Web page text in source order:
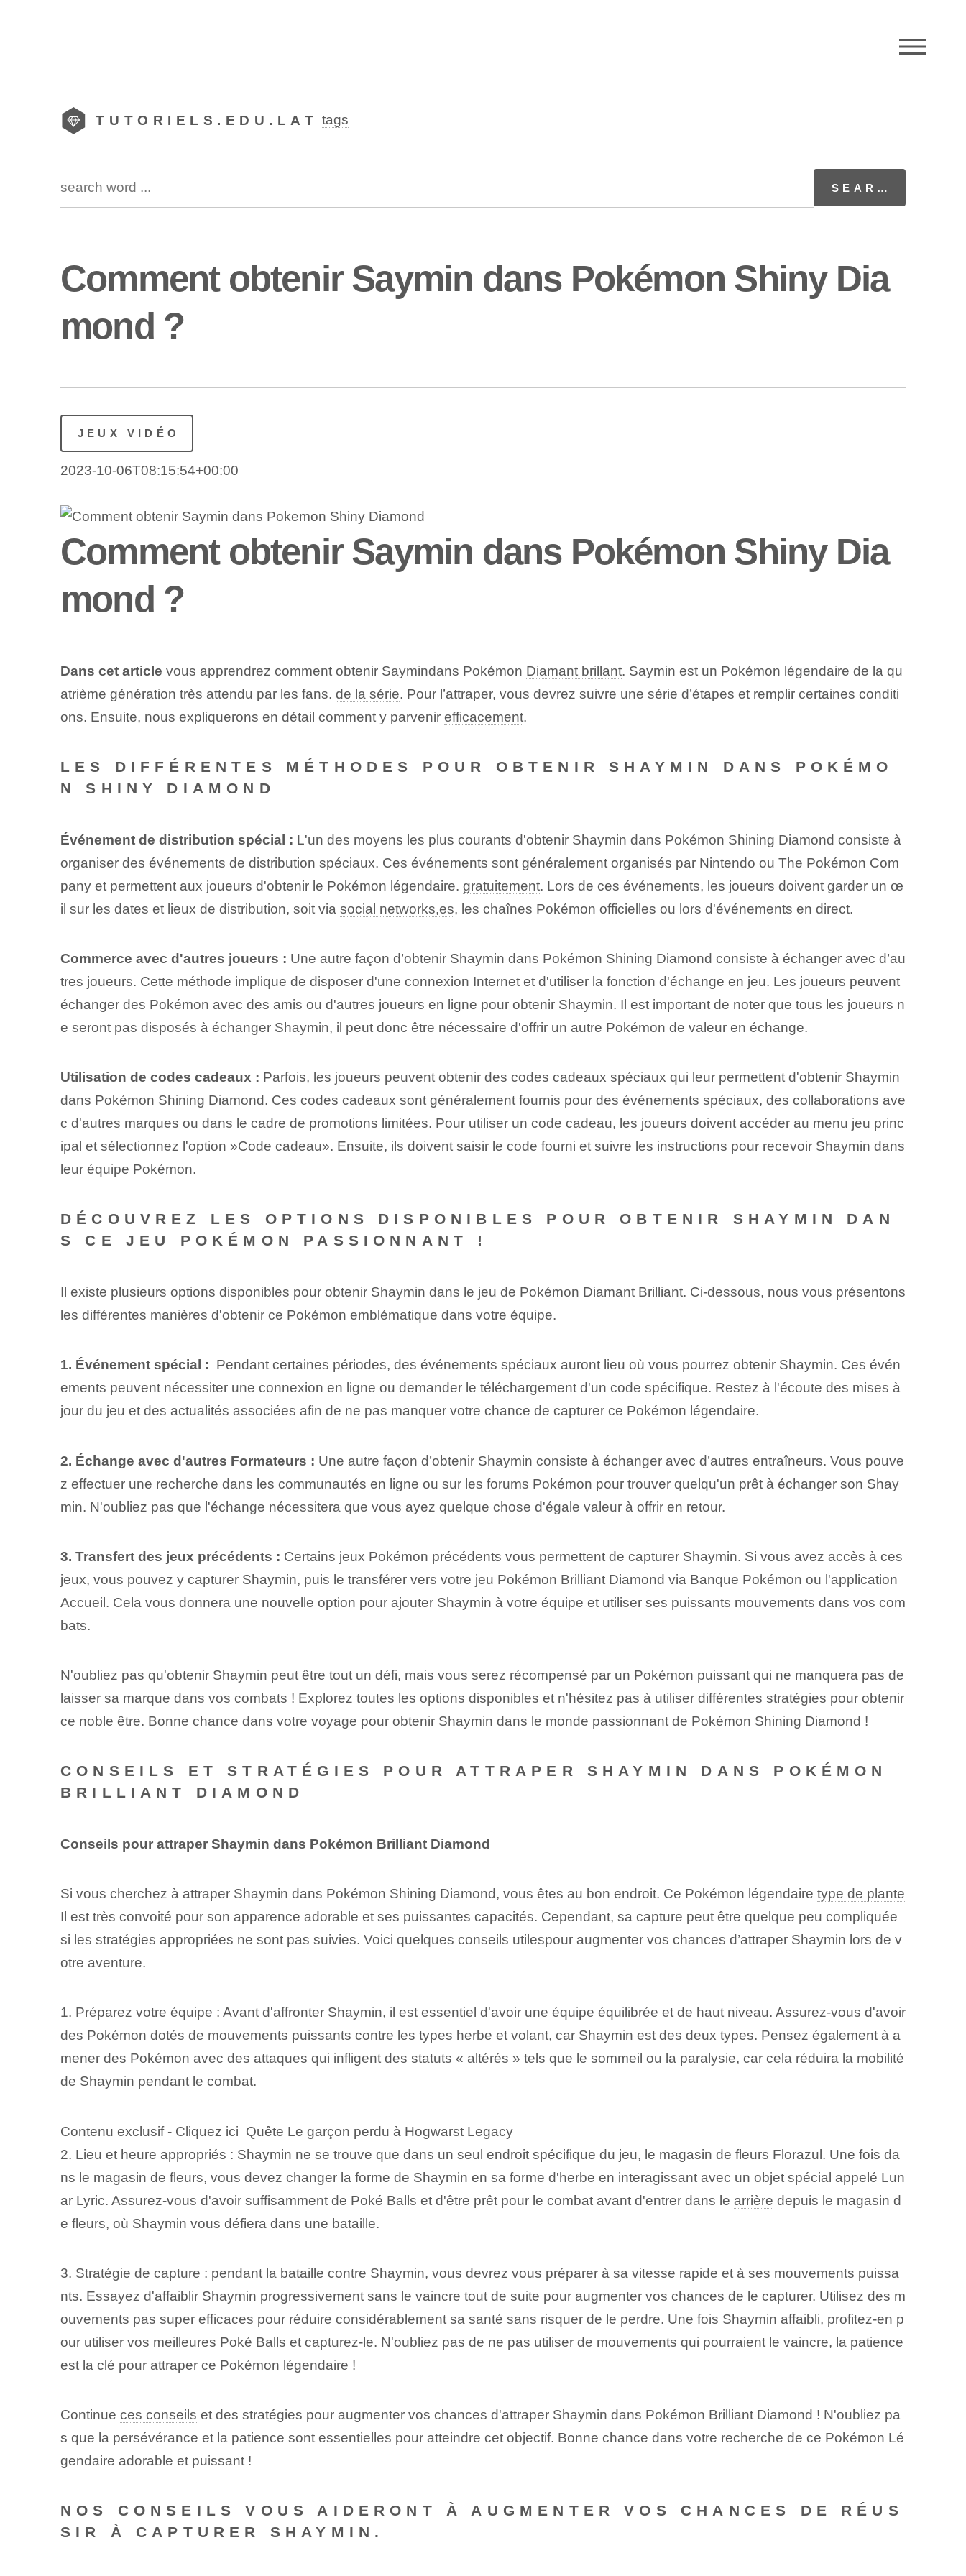
TUTORIELS.EDU.LAT tags
Comment obtenir Saymin dans Pokémon Shiny Dia
mond ?
JEUX VIDÉO
2023-10-06T08:15:54+00:00
Comment obtenir Saymin dans Pokémon Shiny Dia
mond ?
Dans cet article vous apprendrez comment obtenir Saymin⁤dans Pokémon Diamant brillant. Saymin est un Pokémon légendaire de la qu
atrième génération très attendu par les fans. de la série. Pour l’attraper, vous devrez suivre une série d’étapes et remplir certaines conditi
ons. Ensuite, nous expliquerons en détail comment y parvenir efficacement.
LES DIFFÉRENTES MÉTHODES POUR OBTENIR SHAYMIN DANS POKÉMO
N SHINY DIAMOND
Événement de distribution spécial : L'un des moyens les plus courants d'obtenir Shaymin dans Pokémon Shining Diamond consiste à
organiser des événements de distribution spéciaux. Ces événements sont généralement organisés par Nintendo ou The‌ Pokémon Com
pany et permettent aux joueurs d'obtenir le Pokémon légendaire. gratuitement. Lors de ces événements, les joueurs doivent garder un œ
il sur les dates et lieux de distribution, soit via social networks,es, les chaînes Pokémon officielles ou lors d'événements en direct.
Commerce avec d'autres joueurs : Une autre façon d’obtenir Shaymin dans Pokémon Shining Diamond consiste à échanger avec d’au
tres joueurs. Cette méthode implique de disposer d'une connexion Internet et d'utiliser la fonction d'échange en jeu. Les joueurs peuvent
échanger des Pokémon avec des amis ou d'autres joueurs en ligne pour obtenir Shaymin. Il est important de noter que tous les joueurs n
e seront pas disposés à échanger Shaymin, il peut donc être nécessaire d'offrir un autre Pokémon de valeur en échange.
Utilisation‌ de codes cadeaux⁤ : Parfois, les joueurs peuvent obtenir des codes cadeaux spéciaux qui leur permettent d'obtenir Shaymin
dans Pokémon Shining Diamond. ⁢Ces codes cadeaux sont généralement fournis pour des événements spéciaux, des collaborations ave
c d'autres marques ou dans le cadre de promotions limitées. Pour utiliser un code cadeau, les joueurs doivent accéder au menu jeu princ
ipal et sélectionnez⁢ l'option ⁢»Code cadeau». Ensuite, ils doivent saisir le code fourni et suivre les instructions pour recevoir Shaymin dans
leur équipe Pokémon.
DÉCOUVREZ LES OPTIONS DISPONIBLES POUR OBTENIR SHAYMIN DAN
S CE JEU POKÉMON PASSIONNANT !
Il existe plusieurs options disponibles pour obtenir Shaymin dans le jeu de Pokémon Diamant ⁢Brilliant. Ci-dessous, nous vous présentons
‌les différentes manières d'obtenir ce Pokémon emblématique dans votre équipe.
1. Événement spécial : ‌ Pendant certaines périodes, des événements spéciaux auront lieu‍ où vous pourrez obtenir Shaymin. Ces évén
ements peuvent nécessiter une connexion en ligne ou demander le téléchargement d'un code spécifique. Restez à l'écoute des mises à
jour du jeu et des actualités associées⁤ afin de ne pas manquer votre chance de ⁤capturer ce Pokémon légendaire.
2. ⁢Échange‍ avec d'autres⁤ Formateurs : Une autre façon d’obtenir Shaymin consiste à échanger avec d’autres entraîneurs. Vous pouve
z effectuer une recherche dans les communautés en ligne ou sur les forums Pokémon pour trouver quelqu'un prêt à échanger son Shay
min. N'oubliez pas que l'échange nécessitera que vous ayez quelque chose d'égale valeur à offrir en retour.
3. Transfert des jeux précédents : Certains jeux Pokémon⁤ précédents vous permettent de capturer Shaymin. Si vous avez accès à ces
jeux, vous pouvez y capturer Shaymin, puis le transférer vers votre jeu Pokémon Brilliant Diamond via Banque Pokémon ou l'application
Accueil. Cela vous donnera une nouvelle option pour ajouter Shaymin à votre équipe et utiliser ses puissants mouvements dans vos com
bats.
N'oubliez pas qu'obtenir Shaymin peut être tout un défi,⁣ mais vous serez récompensé par un Pokémon puissant qui ne manquera pas de
laisser sa marque dans vos combats ! Explorez toutes les options disponibles et n'hésitez pas à utiliser différentes stratégies pour obtenir
ce noble être. Bonne chance dans votre voyage pour obtenir Shaymin‍ dans le monde passionnant de⁢ Pokémon Shining Diamond !
CONSEILS ET STRATÉGIES POUR ATTRAPER SHAYMIN DANS POKÉMON
BRILLIANT DIAMOND
Conseils pour attraper Shaymin dans Pokémon Brilliant Diamond
Si vous cherchez à attraper Shaymin dans Pokémon Shining Diamond, vous êtes au bon endroit. Ce Pokémon‌ légendaire type de plante
Il est très convoité pour son apparence adorable et ses puissantes capacités. Cependant, sa capture peut être quelque peu compliquée
si les stratégies appropriées ne sont pas suivies. Voici quelques⁢ conseils utiles‍pour augmenter vos chances d’attraper Shaymin lors de v
otre⁤ aventure.
1. Préparez votre équipe : Avant d'affronter Shaymin, il est essentiel d'avoir une équipe équilibrée et de haut niveau. Assurez-vous d'avoir
des Pokémon dotés de mouvements puissants contre les types herbe et volant, car Shaymin est des deux types. Pensez également à a
mener des Pokémon avec des attaques qui infligent des statuts « altérés » tels que le sommeil ou la paralysie, car cela réduira la mobilité
de Shaymin pendant le combat.
Contenu exclusif - Cliquez ici Quête Le garçon perdu à Hogwarst Legacy
2. Lieu et heure appropriés : Shaymin ne se trouve que dans un seul endroit spécifique du jeu, le magasin de fleurs⁤ Florazul. Une fois da
ns le magasin de fleurs, vous devez changer la forme de Shaymin en sa forme d'herbe en interagissant avec un objet spécial appelé Lun
ar Lyric. Assurez-vous d'avoir suffisamment de Poké‍ Balls et d'être prêt pour le combat avant d'entrer dans le arrière depuis le magasin d
e fleurs⁤, où Shaymin vous défiera dans une bataille.
3. ‌Stratégie de capture : pendant la bataille contre Shaymin, vous devrez vous préparer à sa vitesse rapide et à ses mouvements puissa
nts. Essayez d'affaiblir Shaymin progressivement sans le vaincre tout de suite pour augmenter vos chances de le capturer. Utilisez des m
ouvements pas super efficaces pour réduire considérablement sa santé sans risquer de le perdre. Une fois Shaymin affaibli, profitez-en p
our utiliser vos meilleures Poké Balls et capturez-le. N'oubliez pas de ne pas utiliser de mouvements qui pourraient le vaincre, la patience
est la clé pour attraper ce Pokémon légendaire !
Continue ces conseils et des stratégies pour augmenter vos chances d'attraper Shaymin dans Pokémon Brilliant Diamond ! N'oubliez pa
s que la persévérance et la patience sont essentielles pour atteindre cet objectif. Bonne chance dans votre recherche de ce Pokémon Lé
gendaire adorable et puissant !
NOS CONSEILS VOUS AIDERONT À AUGMENTER VOS CHANCES DE RÉUS
SIR À CAPTURER SHAYMIN.